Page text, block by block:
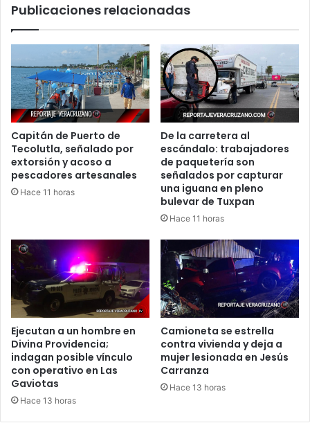
Publicaciones relacionadas
Capitán de Puerto de
Tecolutla, señalado por
extorsión y acoso a
pescadores artesanales
Hace 11 horas
De la carretera al
escándalo: trabajadores
de paquetería son
señalados por capturar
una iguana en pleno
bulevar de Tuxpan
Hace 11 horas
Ejecutan a un hombre en
Divina Providencia;
indagan posible vínculo
con operativo en Las
Gaviotas
Hace 13 horas
Camioneta se estrella
contra vivienda y deja a
mujer lesionada en Jesús
Carranza
Hace 13 horas